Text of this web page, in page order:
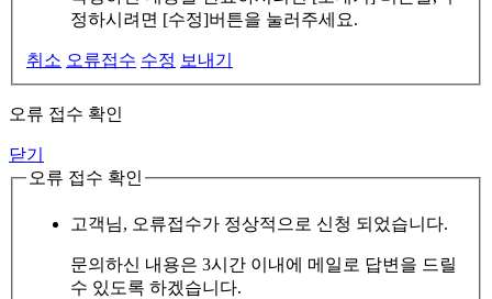
정하시려면 [수정]버튼을 눌러주세요.
취소 오류접수 수정 보내기
오류 접수 확인
닫기
오류 접수 확인
고객님, 오류접수가 정상적으로 신청 되었습니다.
문의하신 내용은 3시간 이내에 메일로 답변을 드릴
수 있도록 하겠습니다.